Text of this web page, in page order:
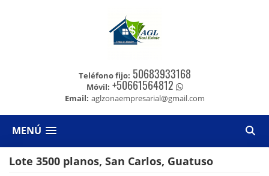
Teléfono fijo: 50683933168
Móvil: +50661564812
Email: aglzonaempresarial@gmail.com
MENÚ
Lote 3500 planos, San Carlos, Guatuso